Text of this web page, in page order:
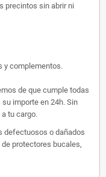
precintos sin abrir ni
y complementos.
de que cumple todas
importe en 24h. Sin
tu cargo.
defectuosos o dañados
protectores bucales,